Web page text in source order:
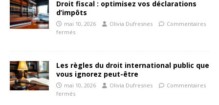
Droit fiscal : optimisez vos déclarations
d’impôts
mai 10, 2026 Olivia Dufresnes
Commentaires
fermés
Les règles du droit international public que
vous ignorez peut-être
mai 10, 2026 Olivia Dufresnes
Commentaires
fermés